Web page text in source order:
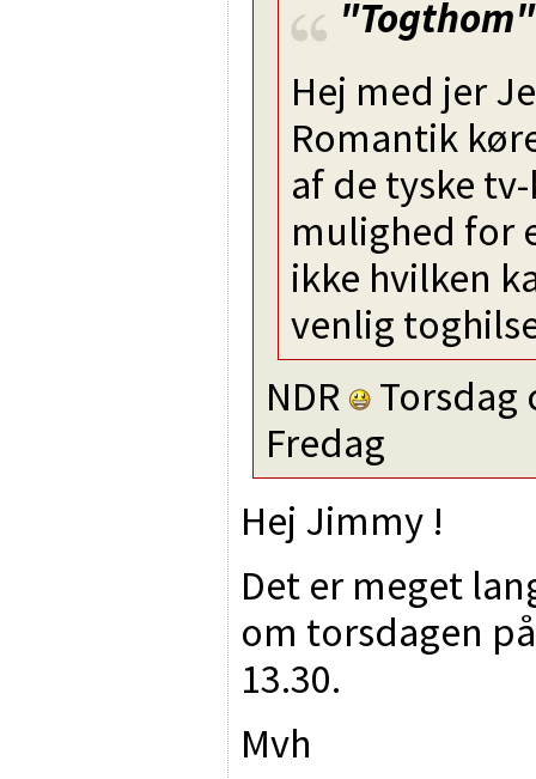
"Togthom"
Hej med jer
Romantik
af de tyske
mulighed for
ikke hvilken
venlig
NDR
Torsdag
Fredag
Hej Jimmy !
Det er meget
om torsdagen
13.30.
Mvh